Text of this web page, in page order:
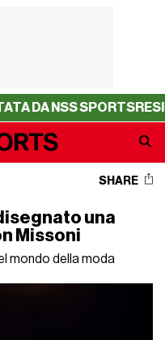
SPORTSRESIDENCY
SHARE
una
Missoni
mondo della moda